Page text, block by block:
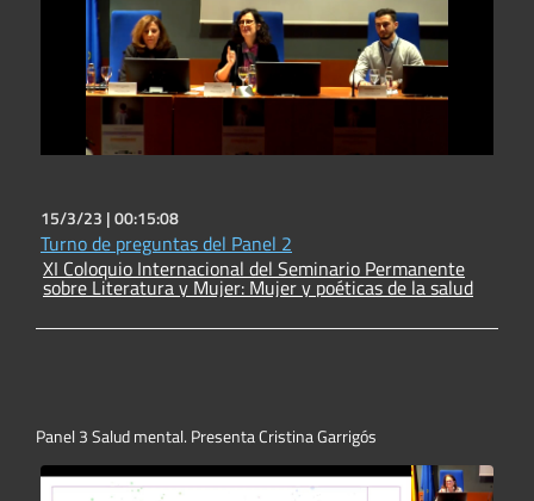
15/3/23 |00:15:08
Turno de preguntas del Panel 2
XI Coloquio Internacional del Seminario Permanente
sobre Literatura y Mujer: Mujer y poéticas de la salud
Panel 3 Salud mental. Presenta Cristina Garrigós